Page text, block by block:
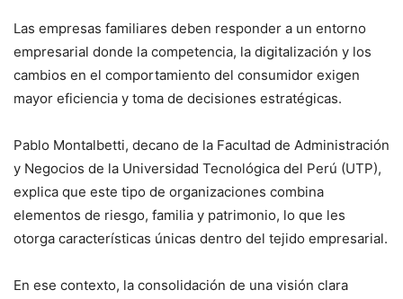
Las empresas familiares deben responder a un entorno
empresarial donde la competencia, la digitalización y los
cambios en el comportamiento del consumidor exigen
mayor eficiencia y toma de decisiones estratégicas.
Pablo Montalbetti, decano de la Facultad de Administración
y Negocios de la Universidad Tecnológica del Perú (UTP),
explica que este tipo de organizaciones combina
elementos de riesgo, familia y patrimonio, lo que les
otorga características únicas dentro del tejido empresarial.
En ese contexto, la consolidación de una visión clara